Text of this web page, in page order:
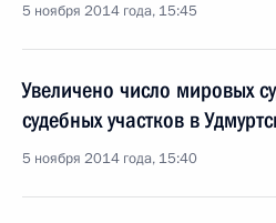
5 ноября 2014 года, 15:45
Увеличено число мировых
судебных участков в
5 ноября 2014 года, 15:40